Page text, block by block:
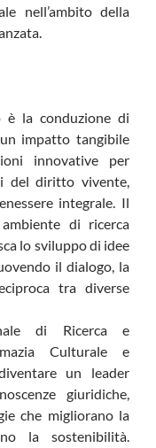
nell’ambito della
è la conduzione di
impatto tangibile
innovative per
del diritto vivente,
integrale. Il
di ricerca
lo sviluppo di idee
il dialogo, la
tra diverse
di Ricerca e
Culturale e
un leader
giuridiche,
che migliorano la
la sostenibilità.